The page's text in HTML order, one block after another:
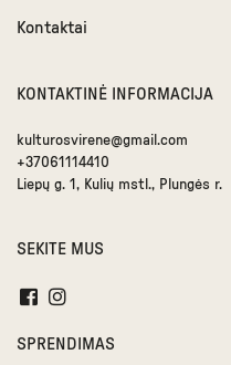
Kontaktai
KONTAKTINĖ INFORMACIJA
kulturosvirene@gmail.com
+37061114410
Liepų g. 1, Kulių mstl., Plungės r.
SEKITE MUS
SPRENDIMAS